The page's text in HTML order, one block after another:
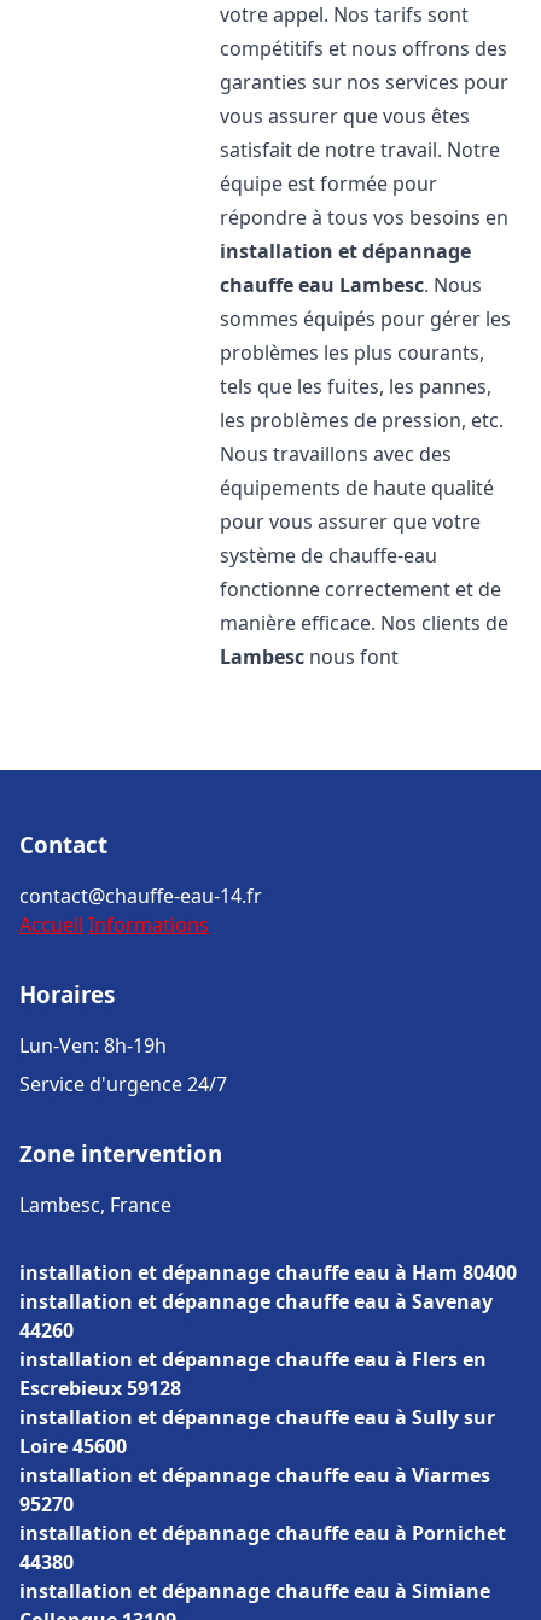
votre appel. Nos tarifs sont
compétitifs et nous offrons des
garanties sur nos services pour
vous assurer que vous êtes
satisfait de notre travail. Notre
équipe est formée pour
répondre à tous vos besoins en
installation et dépannage
chauffe eau Lambesc. Nous
sommes équipés pour gérer les
problèmes les plus courants,
tels que les fuites, les pannes,
les problèmes de pression, etc.
Nous travaillons avec des
équipements de haute qualité
pour vous assurer que votre
système de chauffe-eau
fonctionne correctement et de
manière efficace. Nos clients de
Lambesc nous font
Contact
contact@chauffe-eau-14.fr
Accueil Informations
Horaires
Lun-Ven: 8h-19h
Service d'urgence 24/7
Zone intervention
Lambesc, France
installation et dépannage chauffe eau à Ham 80400
installation et dépannage chauffe eau à Savenay
44260
installation et dépannage chauffe eau à Flers en
Escrebieux 59128
installation et dépannage chauffe eau à Sully sur
Loire 45600
installation et dépannage chauffe eau à Viarmes
95270
installation et dépannage chauffe eau à Pornichet
44380
installation et dépannage chauffe eau à Simiane